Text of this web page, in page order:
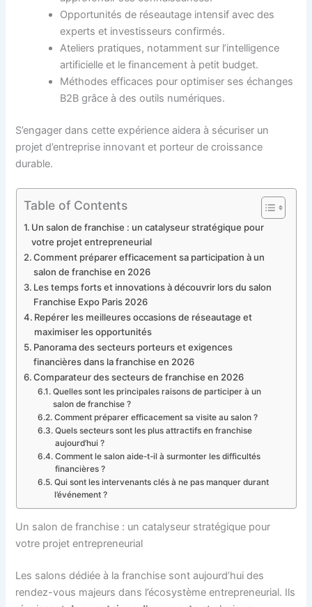
Opportunités de réseautage intensif avec des
experts et investisseurs confirmés.
Ateliers pratiques, notamment sur l’intelligence
artificielle et le financement à petit budget.
Méthodes efficaces pour optimiser ses échanges
B2B grâce à des outils numériques.
S’engager dans cette expérience aidera à sécuriser un
projet d’entreprise innovant et porteur de croissance
durable.
Table of Contents
Un salon de franchise : un catalyseur stratégique pour
votre projet entrepreneurial
Comment préparer efficacement sa participation à un
salon de franchise en 2026
Les temps forts et innovations à découvrir lors du salon
Franchise Expo Paris 2026
Repérer les meilleures occasions de réseautage et
maximiser les opportunités
Panorama des secteurs porteurs et exigences
financières dans la franchise en 2026
Comparateur des secteurs de franchise en 2026
Quelles sont les principales raisons de participer à un
salon de franchise ?
Comment préparer efficacement sa visite au salon ?
Quels secteurs sont les plus attractifs en franchise
aujourd’hui ?
Comment le salon aide-t-il à surmonter les difficultés
financières ?
Qui sont les intervenants clés à ne pas manquer durant
l’événement ?
Un salon de franchise : un catalyseur stratégique pour
votre projet entrepreneurial
Les salons dédiée à la franchise sont aujourd’hui des
rendez-vous majeurs dans l’écosystème entrepreneurial. Ils